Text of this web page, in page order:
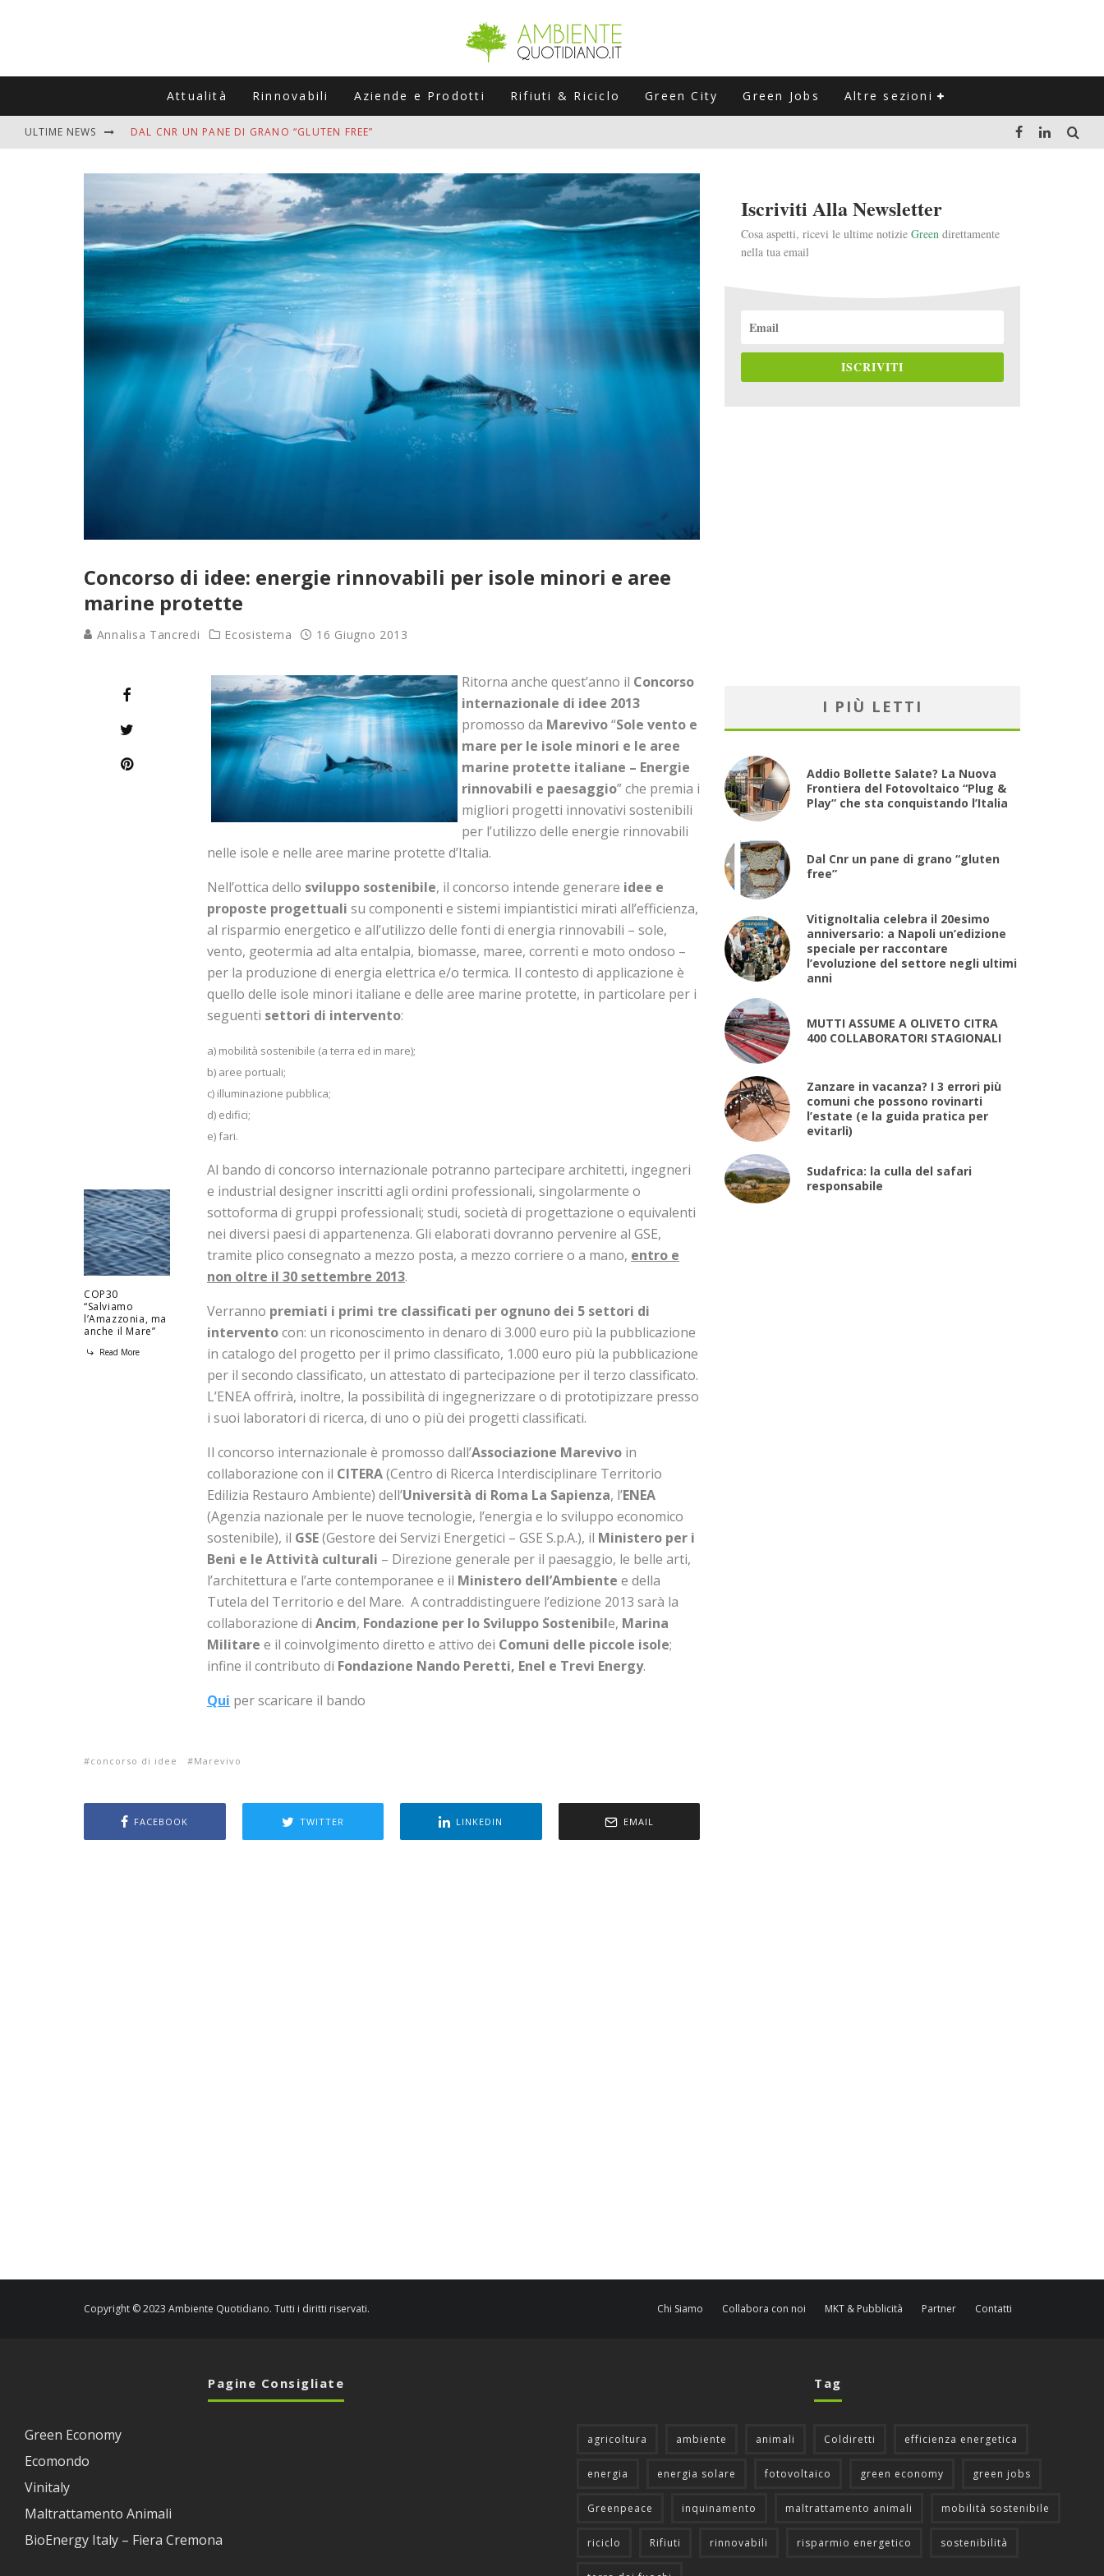
Attualità Rinnovabili Aziende e Prodotti Rifiuti & Riciclo Green City Green Jobs Altre sezioni
ULTIME NEWS DAL CNR UN PANE DI GRANO “GLUTEN FREE”
MUTTI ASSUME A OLIVETO CITRA 400 COLLABORATORI STAGIONALI
ZANZARE IN VACANZA? I 3 ERRORI PIÙ COMUNI CHE POSSONO ROVINARTI L’ESTATE (E LA GUIDA PRATICA PER EVITARLI)
ADDIO BOLLETTE SALATE? LA NUOVA FRONTIERA DEL FOTOVOLTAICO "PLUG & PLAY" CHE STA CONQUISTANDO L'ITALIA
Concorso di idee: energie rinnovabili per isole minori e aree
marine protette
Annalisa Tancredi Ecosistema 16 Giugno 2013
COP30
“Salviamo
l’Amazzonia, ma
anche il Mare”
Read More
Ritorna anche quest’anno il Concorso
internazionale di idee 2013
promosso da Marevivo“Sole vento e
mare per le isole minori e le aree
marine protette italiane – Energie
rinnovabili e paesaggio” che premia i
migliori progetti innovativi sostenibili
per l’utilizzo delle energie rinnovabili
nelle isole e nelle aree marine protette d’Italia.
Nell’ottica dello sviluppo sostenibile, il concorso intende generare idee e
proposte progettuali su componenti e sistemi impiantistici mirati all’efficienza,
al risparmio energetico e all’utilizzo delle fonti di energia rinnovabili – sole,
vento, geotermia ad alta entalpia, biomasse, maree, correnti e moto ondoso –
per la produzione di energia elettrica e/o termica. Il contesto di applicazione è
quello delle isole minori italiane e delle aree marine protette, in particolare per i
seguenti settori di intervento:
a) mobilità sostenibile (a terra ed in mare);
b) aree portuali;
c) illuminazione pubblica;
d) edifici;
e) fari.
Al bando di concorso internazionale potranno partecipare architetti, ingegneri
e industrial designer inscritti agli ordini professionali, singolarmente o
sottoforma di gruppi professionali; studi, società di progettazione o equivalenti
nei diversi paesi di appartenenza. Gli elaborati dovranno pervenire al GSE,
tramite plico consegnato a mezzo posta, a mezzo corriere o a mano, entro e
non oltre il 30 settembre 2013.
Verranno premiati i primi tre classificati per ognuno dei 5 settori di
interventocon: un riconoscimento in denaro di 3.000 euro più la pubblicazione
in catalogo del progetto per il primo classificato, 1.000 euro più la pubblicazione
per il secondo classificato, un attestato di partecipazione per il terzo classificato.
L’ENEA offrirà, inoltre, la possibilità di ingegnerizzare o di prototipizzare presso
i suoi laboratori di ricerca, di uno o più dei progetti classificati.
Il concorso internazionale è promosso dall’Associazione Marevivo in
collaborazione con il CITERA(Centro di Ricerca Interdisciplinare Territorio
Edilizia Restauro Ambiente) dell’Università di Roma La Sapienza, l’ENEA
(Agenzia nazionale per le nuove tecnologie, l’energia e lo sviluppo economico
sostenibile), il GSE(Gestore dei Servizi Energetici – GSE S.p.A.), il Ministero per i
Beni e le Attività culturali – Direzione generale per il paesaggio, le belle arti,
l’architettura e l’arte contemporanee e il Ministero dell’Ambiente e della
Tutela del Territorio e del Mare. A contraddistinguere l’edizione 2013 sarà la
collaborazione di Ancim, Fondazione per lo Sviluppo Sostenibile, Marina
Militare e il coinvolgimento diretto e attivo dei Comuni delle piccole isole;
infine il contributo di Fondazione Nando Peretti, Enel e Trevi Energy.
Qui per scaricare il bando
concorso di idee Marevivo
FACEBOOK TWITTER LINKEDIN EMAIL
Iscriviti Alla Newsletter
Cosa aspetti, ricevi le ultime notizie Green direttamente
nella tua email
ISCRIVITI
I PIÙ LETTI
Addio Bollette Salate? La Nuova
Frontiera del Fotovoltaico “Plug &
Play” che sta conquistando l’Italia
Dal Cnr un pane di grano “gluten
free”
VitignoItalia celebra il 20esimo
anniversario: a Napoli un’edizione
speciale per raccontare
l’evoluzione del settore negli ultimi
anni
MUTTI ASSUME A OLIVETO CITRA
400 COLLABORATORI STAGIONALI
Zanzare in vacanza? I 3 errori più
comuni che possono rovinarti
l’estate (e la guida pratica per
evitarli)
Sudafrica: la culla del safari
responsabile
Copyright © 2023 Ambiente Quotidiano. Tutti i diritti riservati. Chi Siamo Collabora con noi MKT & Pubblicità Partner Contatti
Pagine Consigliate
Green Economy
Ecomondo
Vinitaly
Maltrattamento Animali
BioEnergy Italy – Fiera Cremona
Tag
agricoltura ambiente animali Coldiretti efficienza energetica
energia energia solare fotovoltaico green economy green jobs
Greenpeace inquinamento maltrattamento animali mobilità sostenibile
riciclo Rifiuti rinnovabili risparmio energetico sostenibilità